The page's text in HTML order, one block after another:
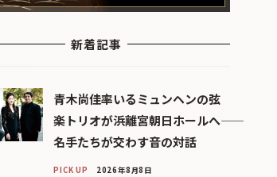
新着記事
青木尚佳率いるミュンヘンの弦
楽トリオが浜離宮朝日ホールへ――
名手たちが交わす音の対話
PICK UP 2026年8月8日